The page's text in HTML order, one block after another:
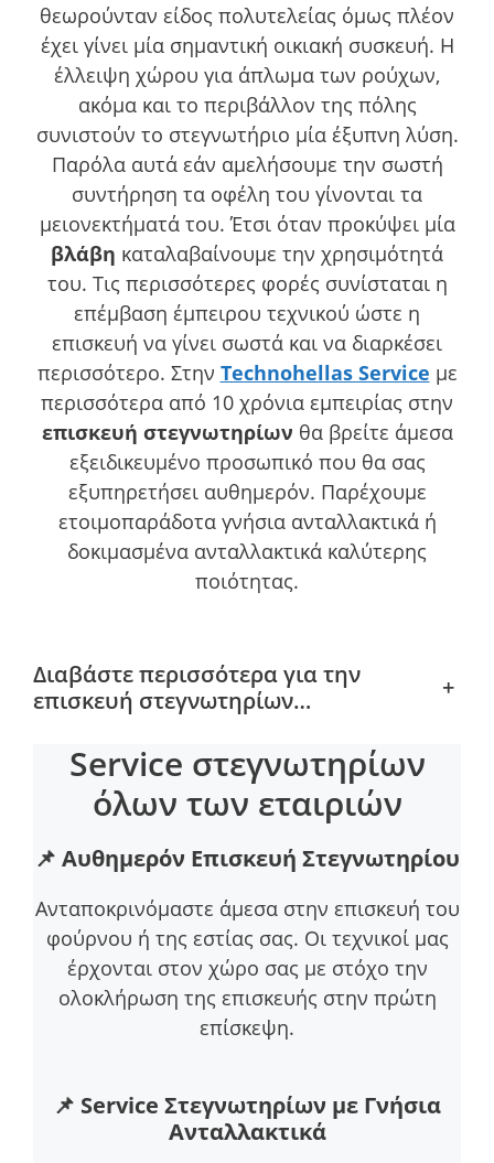
θεωρούνταν είδος πολυτελείας όμως πλέον
έχει γίνει μία σημαντική οικιακή συσκευή. Η
έλλειψη χώρου για άπλωμα των ρούχων,
ακόμα και το περιβάλλον της πόλης
συνιστούν το στεγνωτήριο μία έξυπνη λύση.
Παρόλα αυτά εάν αμελήσουμε την σωστή
συντήρηση τα οφέλη του γίνονται τα
μειονεκτήματά του. Έτσι όταν προκύψει μία
βλάβη καταλαβαίνουμε την χρησιμότητά
του. Τις περισσότερες φορές συνίσταται η
επέμβαση έμπειρου τεχνικού ώστε η
επισκευή να γίνει σωστά και να διαρκέσει
περισσότερο. Στην Technohellas Service με
περισσότερα από 10 χρόνια εμπειρίας στην
επισκευή στεγνωτηρίων θα βρείτε άμεσα
εξειδικευμένο προσωπικό που θα σας
εξυπηρετήσει αυθημερόν. Παρέχουμε
ετοιμοπαράδοτα γνήσια ανταλλακτικά ή
δοκιμασμένα ανταλλακτικά καλύτερης
ποιότητας.
Διαβάστε περισσότερα για την
επισκευή στεγνωτηρίων…
+
Service στεγνωτηρίων
όλων των εταιριών
📌 Αυθημερόν Επισκευή Στεγνωτηρίου
Ανταποκρινόμαστε άμεσα στην επισκευή του
φούρνου ή της εστίας σας. Οι τεχνικοί μας
έρχονται στον χώρο σας με στόχο την
ολοκλήρωση της επισκευής στην πρώτη
επίσκεψη.
📌 Service Στεγνωτηρίων με Γνήσια
Ανταλλακτικά